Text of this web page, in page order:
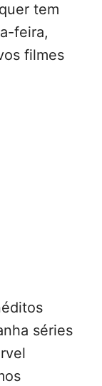
tem
feira,
filmes
séries